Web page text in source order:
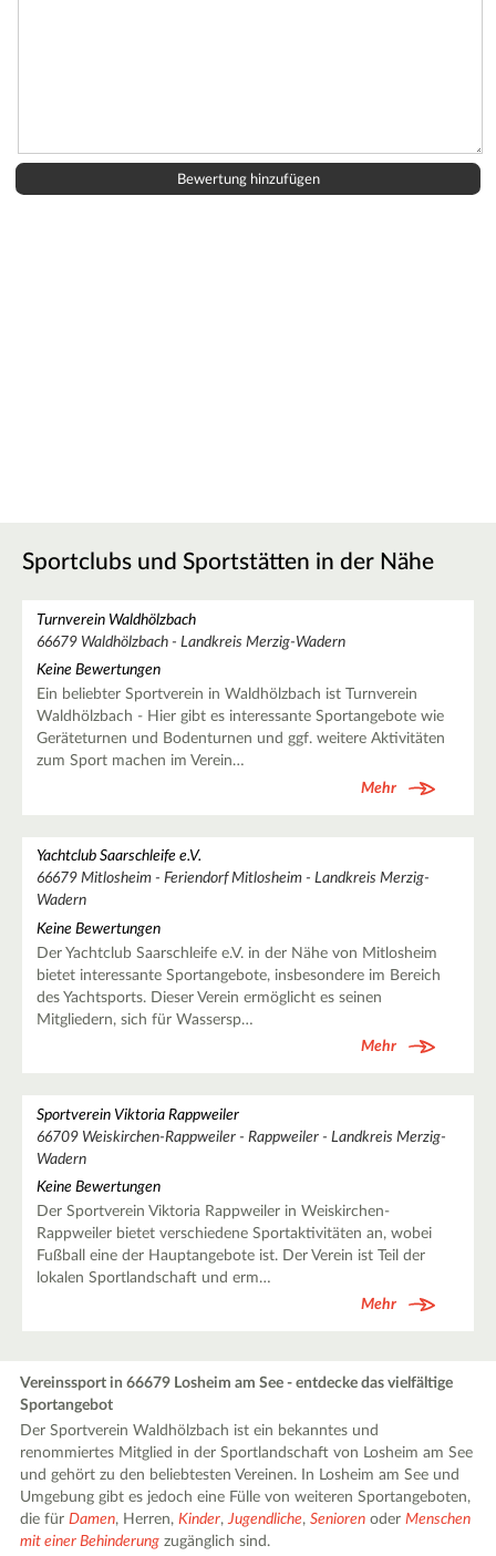
Sportclubs und Sportstätten in der Nähe
Turnverein Waldhölzbach
66679 Waldhölzbach - Landkreis Merzig-Wadern
Keine Bewertungen
Ein beliebter Sportverein in Waldhölzbach ist Turnverein
Waldhölzbach - Hier gibt es interessante Sportangebote wie
Geräteturnen und Bodenturnen und ggf. weitere Aktivitäten
zum Sport machen im Verein…
Mehr
Yachtclub Saarschleife e.V.
66679 Mitlosheim - Feriendorf Mitlosheim - Landkreis Merzig-
Wadern
Keine Bewertungen
Der Yachtclub Saarschleife e.V. in der Nähe von Mitlosheim
bietet interessante Sportangebote, insbesondere im Bereich
des Yachtsports. Dieser Verein ermöglicht es seinen
Mitgliedern, sich für Wassersp…
Mehr
Sportverein Viktoria Rappweiler
66709 Weiskirchen-Rappweiler - Rappweiler - Landkreis Merzig-
Wadern
Keine Bewertungen
Der Sportverein Viktoria Rappweiler in Weiskirchen-
Rappweiler bietet verschiedene Sportaktivitäten an, wobei
Fußball eine der Hauptangebote ist. Der Verein ist Teil der
lokalen Sportlandschaft und erm…
Mehr
Vereinssport in 66679 Losheim am See - entdecke das vielfältige
Sportangebot
Der Sportverein Waldhölzbach ist ein bekanntes und
renommiertes Mitglied in der Sportlandschaft von Losheim am See
und gehört zu den beliebtesten Vereinen. In Losheim am See und
Umgebung gibt es jedoch eine Fülle von weiteren Sportangeboten,
die fürDamen, Herren,Kinder,Jugendliche,Senioren oderMenschen
mit einer Behinderung zugänglich sind.